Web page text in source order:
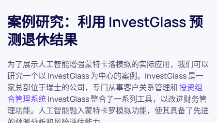
案例研究：利用 InvestGlass 预
测退休结果
为了展示人工智能增强蒙特卡洛模拟的实际应用，我们可以
研究一个以 InvestGlass 为中心的案例。InvestGlass 是一
家总部位于瑞士的公司，专门从事客户关系管理和投资组
合管理系统InvestGlass 整合了一系列工具，以改进财务管
理功能。人工智能融入蒙特卡罗模拟功能，使其具备了先进